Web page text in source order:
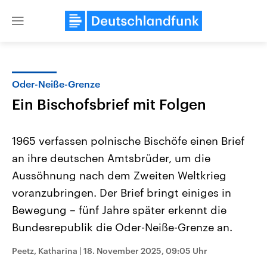
Close
Landtagswahl Sachsen-Anhalt
Alle Informationen
Sachsen-Anhalt wählt am 6.
September 2026 einen neuen
Landtag. Seit 2021 wird das
USA
Hintergründe
gehören die Vereinigten
den mächtigsten Ländern
Oder-Neiße-Grenze
Ein Bischofsbrief mit Folgen
1965 verfassen polnische Bischöfe einen Brief
an ihre deutschen Amtsbrüder, um die
Aussöhnung nach dem Zweiten Weltkrieg
voranzubringen. Der Brief bringt einiges in
Bewegung – fünf Jahre später erkennt die
Bundesrepublik die Oder-Neiße-Grenze an.
Peetz, Katharina | 18. November 2025, 09:05 Uhr